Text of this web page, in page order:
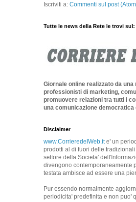
Iscriviti a: Commenti sul post
Tutte le news della Rete le trovi sul:
Giornale online realizzato da
professionisti di marketing,
promuovere relazioni tra tutti i
una comunicazione democratica
Disclaimer
www.CorrieredelWeb.ite' un
prodotti al di fuori delle
settore della Societa'
divengono contemporaneamente
testata ambisce ad essere una
Pur essendo normalmente
periodicita' predefinita e non puo'